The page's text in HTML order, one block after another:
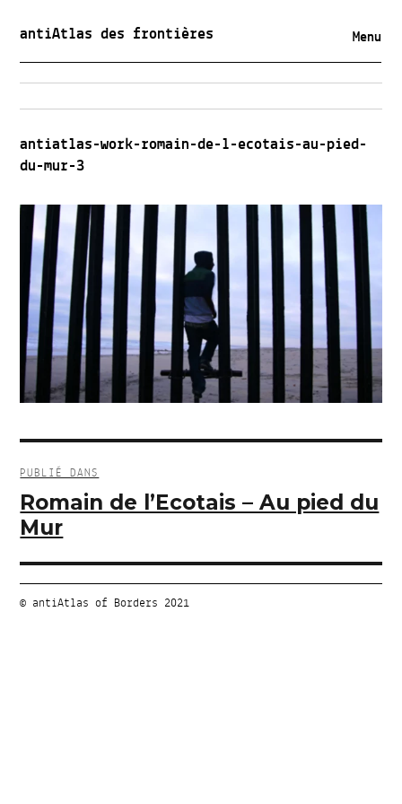
antiAtlas des frontières Menu
antiatlas-work-romain-de-l-ecotais-au-pied-
du-mur-3
Navigation
de
l’article
PUBLIÉ DANS
Romain de l’Ecotais – Au pied du
Mur
© antiAtlas of Borders 2021